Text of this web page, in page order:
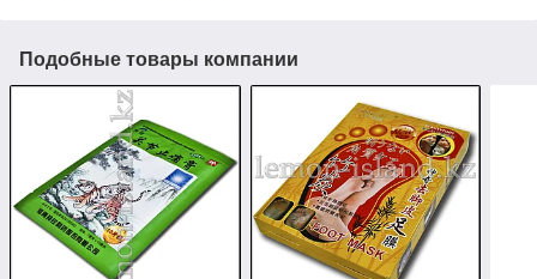
Подобные товары компании